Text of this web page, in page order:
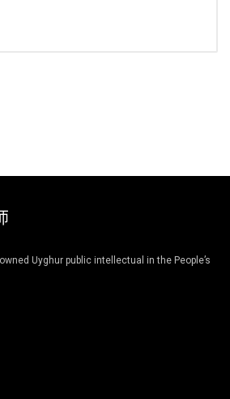
Uyghur public intellectual in the People’s